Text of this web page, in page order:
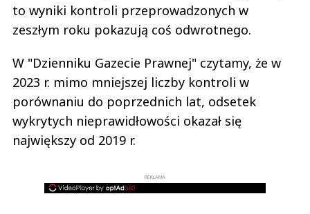
to wyniki kontroli przeprowadzonych w
zeszłym roku pokazują coś odwrotnego.
W "Dzienniku Gazecie Prawnej" czytamy, że w
2023 r. mimo mniejszej liczby kontroli w
porównaniu do poprzednich lat, odsetek
wykrytych nieprawidłowości okazał się
największy od 2019 r.
REKLAMA